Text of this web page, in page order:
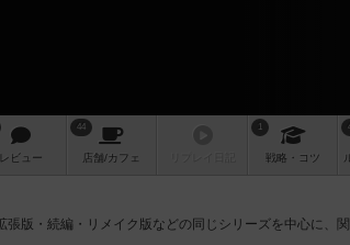
レビュー
44
店舗/カフェ
1
戦略 ・コツ
4
版・続編・リメイク版などの同じシリーズを中心に、